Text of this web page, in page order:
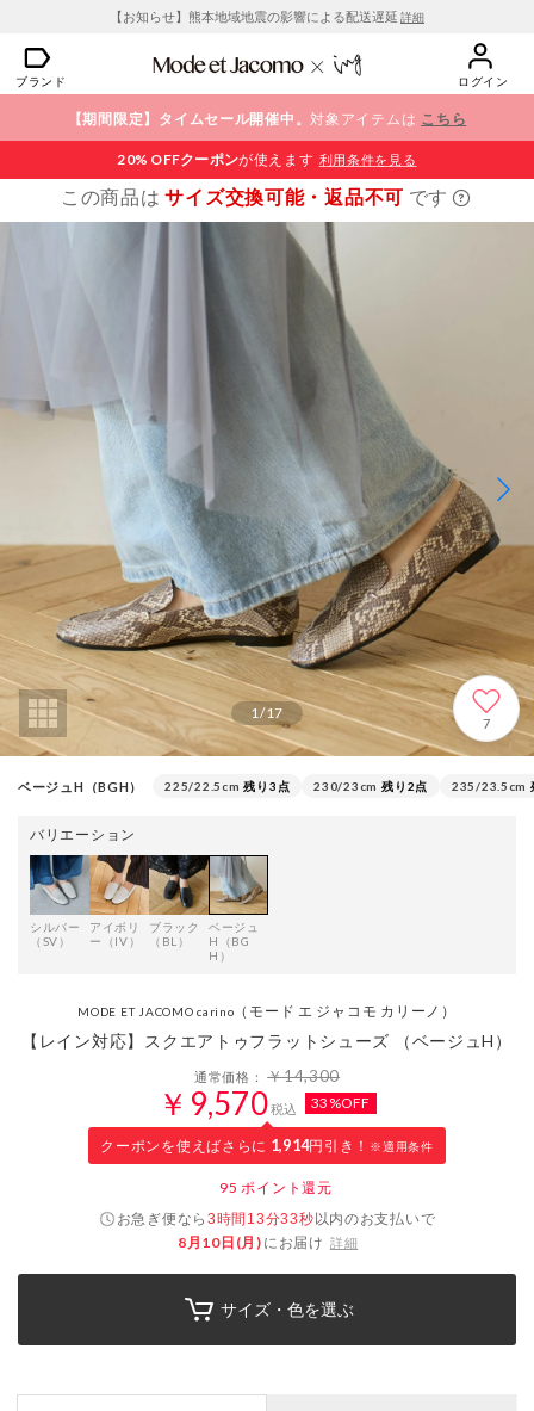
【お知らせ】熊本地域地震の影響による配送遅延 詳細
ブランド ログイン
【期間限定】タイムセール開催中。対象アイテムは こちら
20% OFFクーポンが使えます 利用条件を見る
この商品はサイズ交換可能・返品不可 です
1/17
7
ベージュH（BGH） 225/22.5cm 残り3点 230/23cm 残り2点 235/23.5cm
バリエーション
シルバー
（SV）
アイボリ
ー（IV）
ブラック
（BL）
ベージュ
H（BG
H）
MODE ET JACOMO carino （モード エ ジャコモ カリーノ）
【レイン対応】スクエアトゥフラットシューズ （ベージュH）
通常価格：￥14,300
￥9,570税込 33%OFF
クーポンを使えばさらに 1,914円引き！ ※適用条件
95 ポイント還元
お急ぎ便なら3時間13分32秒以内のお支払いで
8月10日(月) にお届け 詳細
サイズ・色を選ぶ